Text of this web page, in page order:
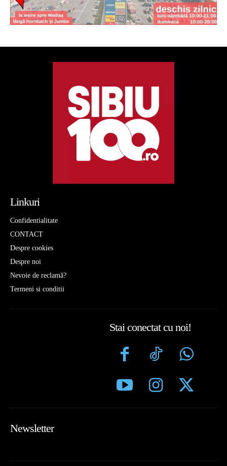
Linkuri
Confidentialitate
CONTACT
Despre cookies
Despre noi
Nevoie de reclamă?
Termeni si conditii
Stai conectat cu noi!
Newsletter